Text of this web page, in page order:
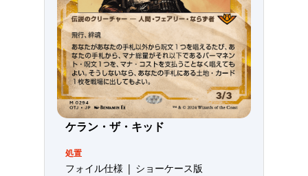
ケラン・ザ・キッド
処置
フォイル仕様 | ショーケース版